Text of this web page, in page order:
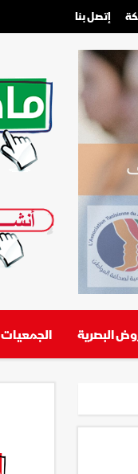
إتصل بنا
البصرية الجمعيات